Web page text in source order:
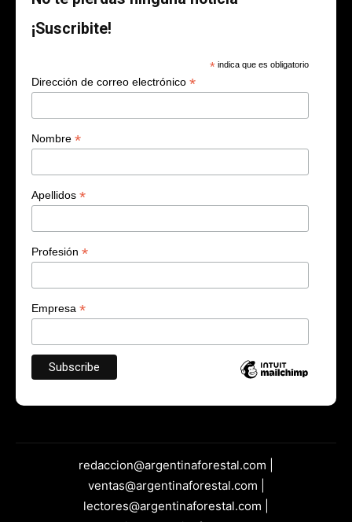
¡Suscribite!
* indica que es obligatorio
Dirección de correo electrónico *
Nombre *
Apellidos *
Profesión *
Empresa *
redaccion@argentinaforestal.com |
ventas@argentinaforestal.com |
lectores@argentinaforestal.com |